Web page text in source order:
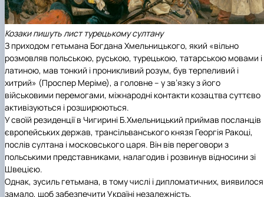
Козаки пишуть лист турецькому султану
З приходом гетьмана Богдана Хмельницького, який «вільно
розмовляв польською, руською, турецькою, татарською мовами і
латиною, мав тонкий і проникливий розум, був терпеливий і
хитрий» (Проспер Меріме), а головне – у зв’язку з його
військовими перемогами, міжнародні контакти козацтва суттєво
активізуються і розширюються.
У своїй резиденції в Чигирині Б.Хмельницький приймав посланців
європейських держав, трансільванського князя Георгія Ракоці,
послів султана і московського царя. Він вів переговори з
польськими представниками, налагодив і розвинув відносини зі
Швецією.
Однак, зусиль гетьмана, в тому числі і дипломатичних, виявилося
замало, щоб забезпечити Україні незалежність.